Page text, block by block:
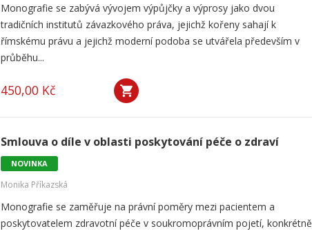
Monografie se zabývá vývojem výpůjčky a výprosy jako dvou
tradičních institutů závazkového práva, jejichž kořeny sahají k
římskému právu a jejichž moderní podoba se utvářela především v
průběhu...
450,00 Kč
Smlouva o díle v oblasti poskytování péče o zdraví
NOVINKA
Monika Příkazská
Monografie se zaměřuje na právní poměry mezi pacientem a
poskytovatelem zdravotní péče v soukromoprávním pojetí, konkrétně